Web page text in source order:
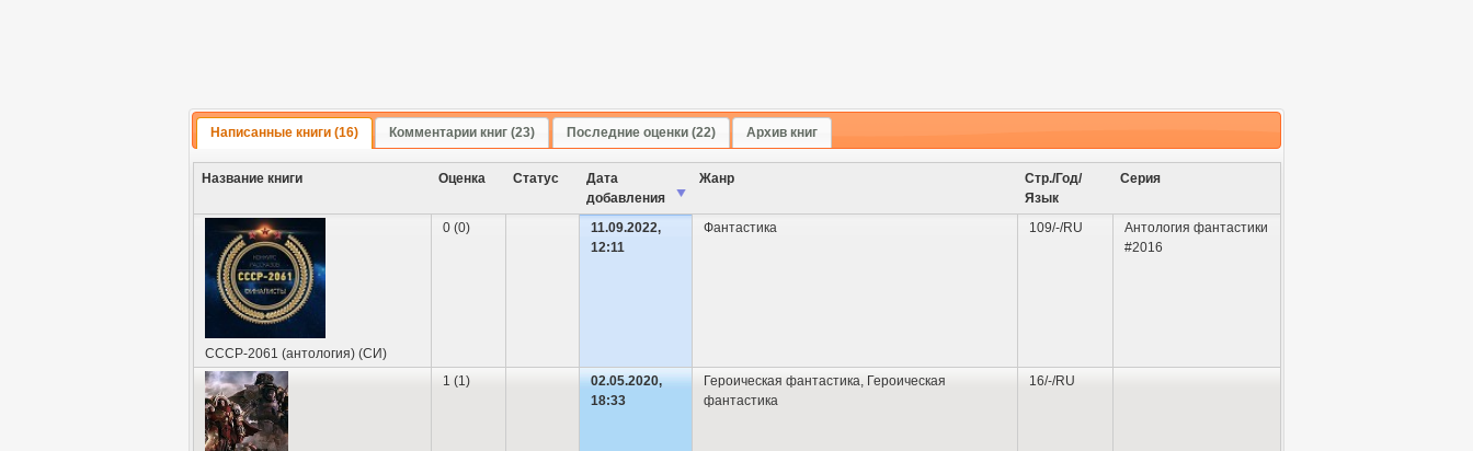
Написанные книги (16) Комментарии книг (23) Последние оценки (22) Архив книг
Название книги Оценка Cтатус
Дата
добавления
Жанр
Стр./Год/
Язык
Серия
СССР-2061 (антология) (СИ)
0 (0)
11.09.2022,
12:11
Фантастика 109/-/RU
Антология фантастики
#2016
1 (1)
02.05.2020,
18:33
Героическая фантастика Героическая
фантастика
16/-/RU